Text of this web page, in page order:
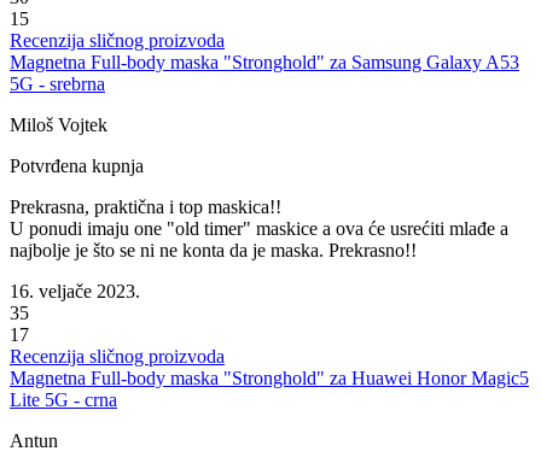
15
Recenzija sličnog proizvoda
Magnetna Full-body maska "Stronghold" za Samsung Galaxy A53
5G - srebrna
Miloš Vojtek
Potvrđena kupnja
Prekrasna, praktična i top maskica!!
U ponudi imaju one "old timer" maskice a ova će usrećiti mlađe a
najbolje je što se ni ne konta da je maska. Prekrasno!!
16. veljače 2023.
35
17
Recenzija sličnog proizvoda
Magnetna Full-body maska "Stronghold" za Huawei Honor Magic5
Lite 5G - crna
Antun